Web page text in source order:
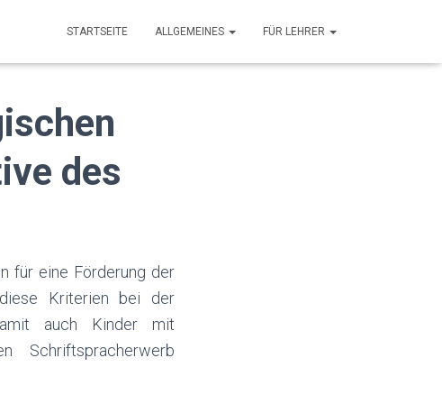
STARTSEITE ALLGEMEINES FÜR LEHRER
des
für eine Förderung der
Kriterien bei der
auch Kinder mit
Schriftspracherwerb